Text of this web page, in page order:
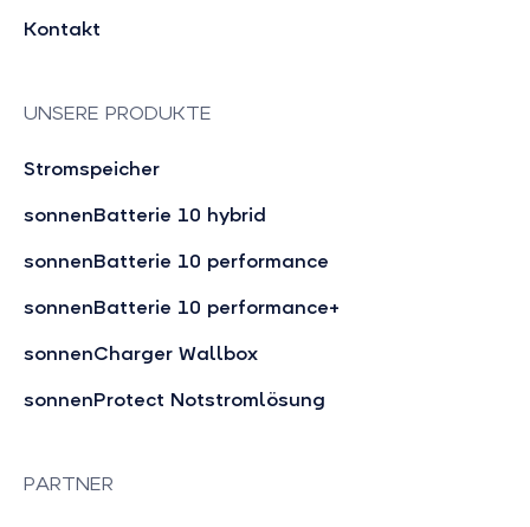
Kontakt
UNSERE PRODUKTE
Stromspeicher
sonnenBatterie 10 hybrid
sonnenBatterie 10 performance
sonnenBatterie 10 performance+
sonnenCharger Wallbox
sonnenProtect Notstromlösung
PARTNER